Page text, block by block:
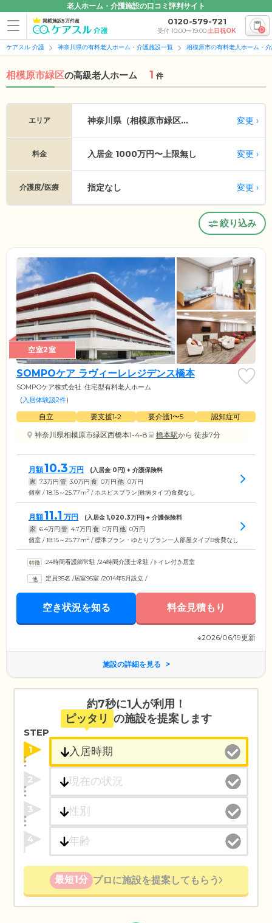
老人ホーム・介護施設の口コミ評判サイト
掲載施設5万件超 0120-579-721
受付 10:00〜19:00土日祝OK 0
ケアスル 介護 神奈川県の有料老人ホーム・介護施設一覧 相模原市の有料老人ホーム・
相模原市緑区の高級老人ホーム 1 件
エリア 神奈川県（相模原市緑区... 変更
料金 入居金 1000万円〜上限無し 変更
介護度/医療 指定なし 変更
絞り込み
空室2室
SOMPOケア ラヴィーレレジデンス橋本
SOMPOケア株式会社 住宅型有料老人ホーム
(入居体験談2件)
自立 要支援1•2 要介護1〜5
認知症可
神奈川県相模原市緑区西橋本1-4-8
橋本駅から 徒歩7分
月額10.3 万円 (入居金 0円) + 介護保険料
家 7.3万円 管 3.0万円 食 0万円 他 0万円
個室 / 18.15～25.77m2 / ホスピスプラン(難病タイプ)食費なし
月額11.1 万円 (入居金1,020.3万円) + 介護保険料
家 6.4万円 管 4.7万円 食 0万円 他 0万円
個室 / 18.15～25.77m2 / 標準プラン・ゆとりプラン一人部屋タイプB食費なし
24時間看護師常駐 /24時間介護士常駐 /トイレ付き居室
定員95名 /居室95室 /2014年5月設立 /
空き状況を知る 料金見積もり
※2026/06/19更新
施設の詳細を見る
約7秒に1人が利用！
ピッタリ の施設を提案します
STEP
1
2
3
4
最短1分 プロに施設を提案してもらう